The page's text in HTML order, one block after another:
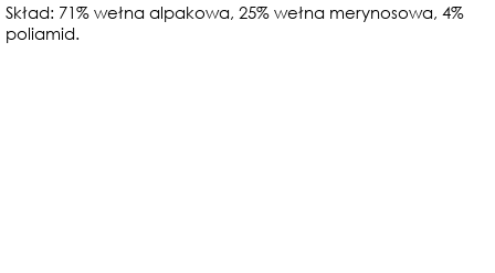
Skład: 71% wełna alpakowa, 25% wełna merynosowa, 4%
poliamid.